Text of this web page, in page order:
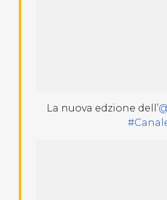
La nuova edzione dell’